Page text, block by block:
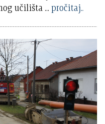
učilišta... pročitaj..